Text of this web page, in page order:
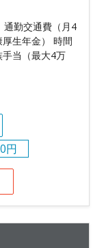
通勤交通費（月4
生年金） 時間
当（最大4万
円